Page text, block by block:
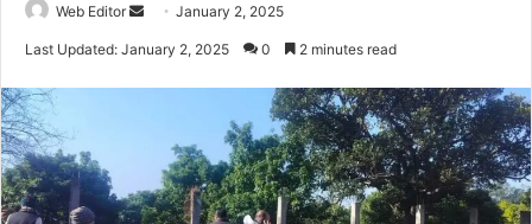
Web Editor
m
January 2, 2025
Last Updated: January 2, 2025 0 2 minutes read